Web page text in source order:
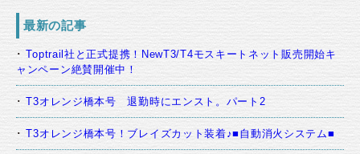
最新の記事
Toptrail社と正式提携！NewT3/T4モスキートネット販売開始キ
ャンペーン絶賛開催中！
T3オレンジ橋本号 退勤時にエンスト。パート2
T3オレンジ橋本号！ブレイズカット装着♪■自動消火システム■